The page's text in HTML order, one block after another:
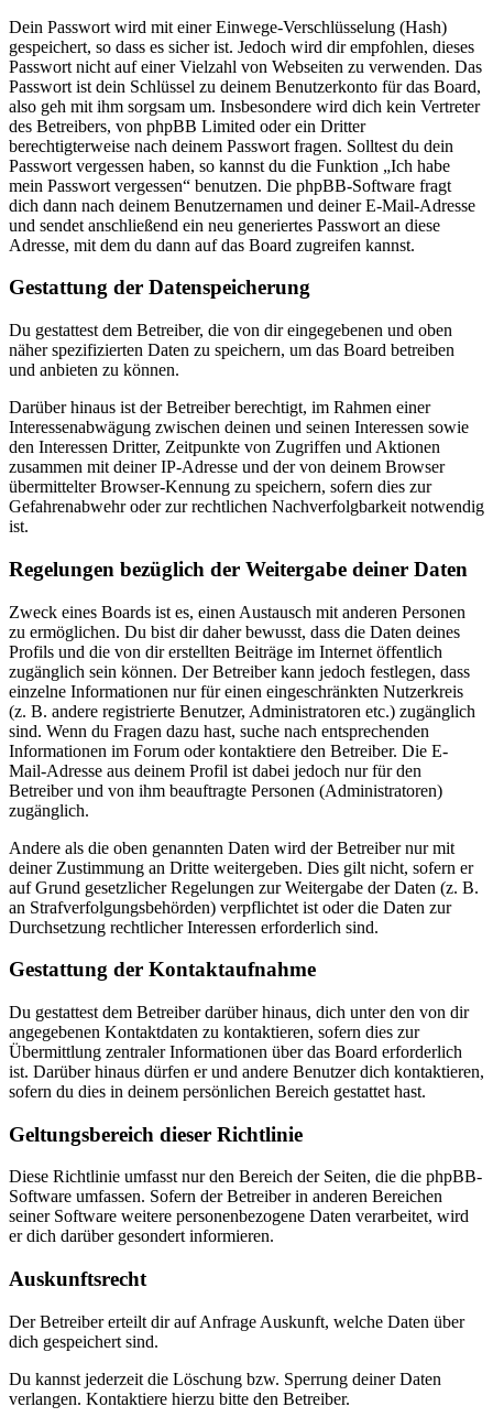
Dein Passwort wird mit einer Einwege-Verschlüsselung (Hash)
gespeichert, so dass es sicher ist. Jedoch wird dir empfohlen, dieses
Passwort nicht auf einer Vielzahl von Webseiten zu verwenden. Das
Passwort ist dein Schlüssel zu deinem Benutzerkonto für das Board,
also geh mit ihm sorgsam um. Insbesondere wird dich kein Vertreter
des Betreibers, von phpBB Limited oder ein Dritter
berechtigterweise nach deinem Passwort fragen. Solltest du dein
Passwort vergessen haben, so kannst du die Funktion „Ich habe
mein Passwort vergessen“ benutzen. Die phpBB-Software fragt
dich dann nach deinem Benutzernamen und deiner E-Mail-Adresse
und sendet anschließend ein neu generiertes Passwort an diese
Adresse, mit dem du dann auf das Board zugreifen kannst.
Gestattung der Datenspeicherung
Du gestattest dem Betreiber, die von dir eingegebenen und oben
näher spezifizierten Daten zu speichern, um das Board betreiben
und anbieten zu können.
Darüber hinaus ist der Betreiber berechtigt, im Rahmen einer
Interessenabwägung zwischen deinen und seinen Interessen sowie
den Interessen Dritter, Zeitpunkte von Zugriffen und Aktionen
zusammen mit deiner IP-Adresse und der von deinem Browser
übermittelter Browser-Kennung zu speichern, sofern dies zur
Gefahrenabwehr oder zur rechtlichen Nachverfolgbarkeit notwendig
ist.
Regelungen bezüglich der Weitergabe deiner Daten
Zweck eines Boards ist es, einen Austausch mit anderen Personen
zu ermöglichen. Du bist dir daher bewusst, dass die Daten deines
Profils und die von dir erstellten Beiträge im Internet öffentlich
zugänglich sein können. Der Betreiber kann jedoch festlegen, dass
einzelne Informationen nur für einen eingeschränkten Nutzerkreis
(z. B. andere registrierte Benutzer, Administratoren etc.) zugänglich
sind. Wenn du Fragen dazu hast, suche nach entsprechenden
Informationen im Forum oder kontaktiere den Betreiber. Die E-
Mail-Adresse aus deinem Profil ist dabei jedoch nur für den
Betreiber und von ihm beauftragte Personen (Administratoren)
zugänglich.
Andere als die oben genannten Daten wird der Betreiber nur mit
deiner Zustimmung an Dritte weitergeben. Dies gilt nicht, sofern er
auf Grund gesetzlicher Regelungen zur Weitergabe der Daten (z. B.
an Strafverfolgungsbehörden) verpflichtet ist oder die Daten zur
Durchsetzung rechtlicher Interessen erforderlich sind.
Gestattung der Kontaktaufnahme
Du gestattest dem Betreiber darüber hinaus, dich unter den von dir
angegebenen Kontaktdaten zu kontaktieren, sofern dies zur
Übermittlung zentraler Informationen über das Board erforderlich
ist. Darüber hinaus dürfen er und andere Benutzer dich kontaktieren,
sofern du dies in deinem persönlichen Bereich gestattet hast.
Geltungsbereich dieser Richtlinie
Diese Richtlinie umfasst nur den Bereich der Seiten, die die phpBB-
Software umfassen. Sofern der Betreiber in anderen Bereichen
seiner Software weitere personenbezogene Daten verarbeitet, wird
er dich darüber gesondert informieren.
Auskunftsrecht
Der Betreiber erteilt dir auf Anfrage Auskunft, welche Daten über
dich gespeichert sind.
Du kannst jederzeit die Löschung bzw. Sperrung deiner Daten
verlangen. Kontaktiere hierzu bitte den Betreiber.